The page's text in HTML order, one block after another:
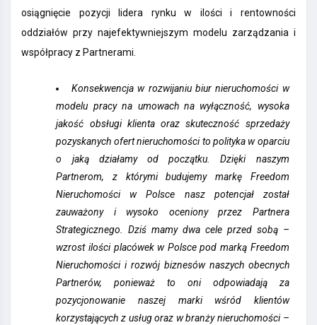
osiągnięcie pozycji lidera rynku w ilości i rentowności
oddziałów przy najefektywniejszym modelu zarządzania i
współpracy z Partnerami.
Konsekwencja w rozwijaniu biur nieruchomości w
modelu pracy na umowach na wyłączność, wysoka
jakość obsługi klienta oraz skuteczność sprzedaży
pozyskanych ofert nieruchomości to polityka w oparciu
o jaką działamy od początku. Dzięki naszym
Partnerom, z którymi budujemy markę Freedom
Nieruchomości w Polsce nasz potencjał został
zauważony i wysoko oceniony przez Partnera
Strategicznego. Dziś mamy dwa cele przed sobą –
wzrost ilości placówek w Polsce pod marką Freedom
Nieruchomości i rozwój biznesów naszych obecnych
Partnerów, ponieważ to oni odpowiadają za
pozycjonowanie naszej marki wśród klientów
korzystających z usług oraz w branży nieruchomości –